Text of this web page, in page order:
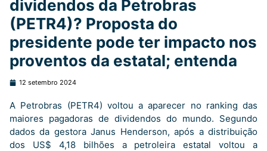
dividendos da Petrobras
(PETR4)? Proposta do
presidente pode ter impacto nos
proventos da estatal; entenda
12 setembro 2024
A Petrobras (PETR4) voltou a aparecer no ranking das
maiores pagadoras de dividendos do mundo. Segundo
dados da gestora Janus Henderson, após a distribuição
dos US$ 4,18 bilhões a petroleira estatal voltou a